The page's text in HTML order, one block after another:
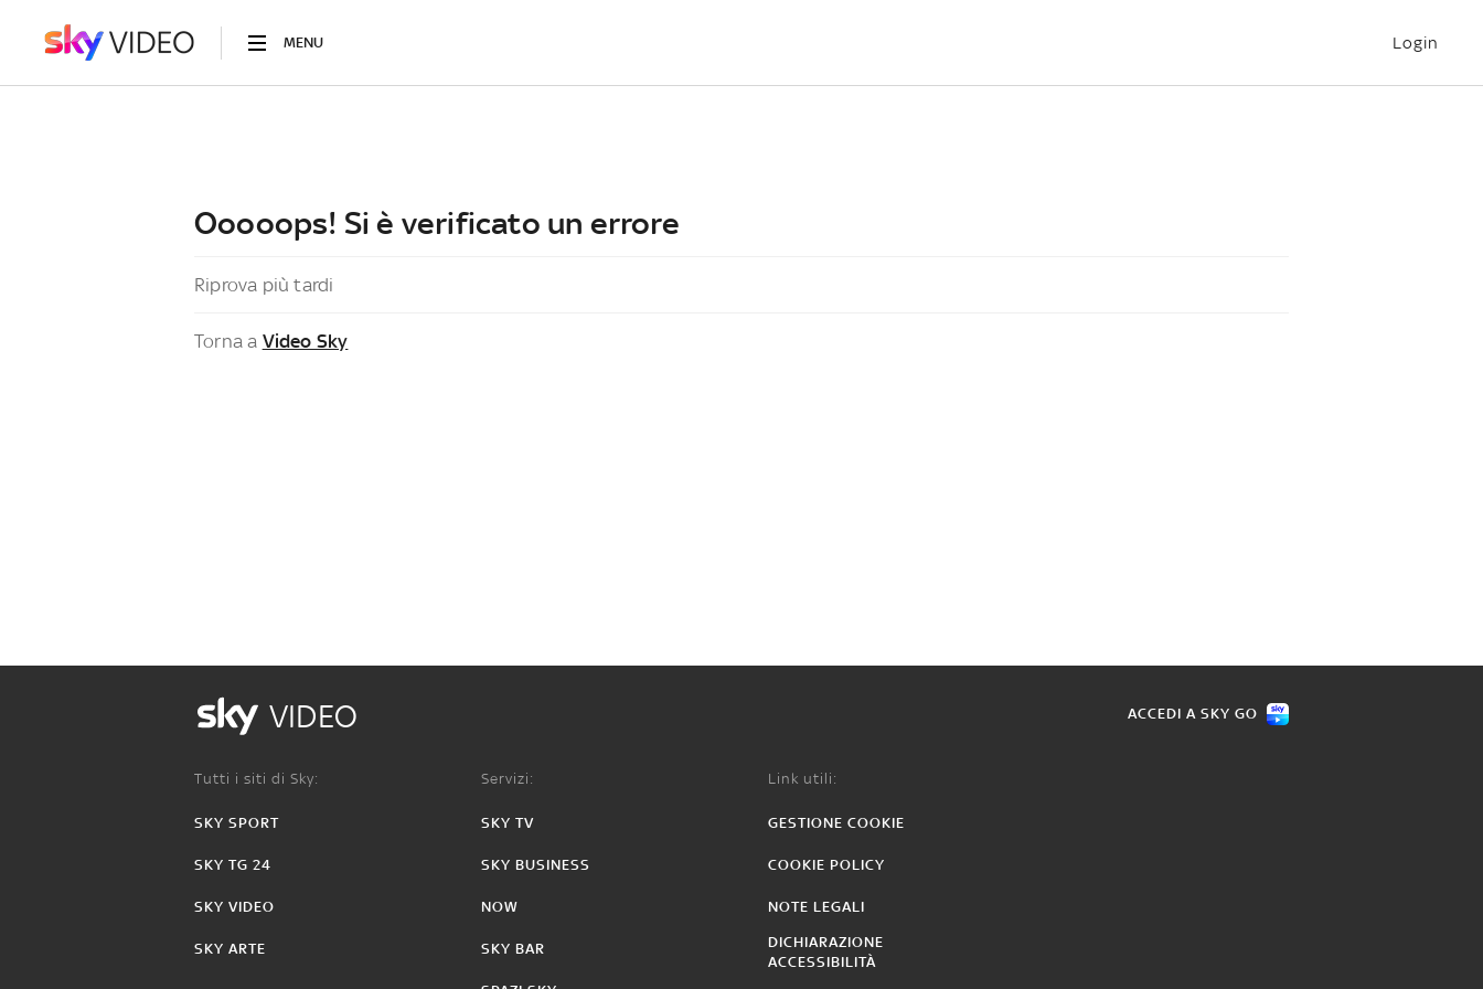
MENU Login
Ooooops! Si è verificato un errore
Riprova più tardi
Torna a Video Sky
VIDEO ACCEDI A SKY GO
Tutti i siti di Sky:
SKY SPORT
SKY TG 24
SKY VIDEO
SKY ARTE
Servizi:
SKY TV
SKY BUSINESS
NOW
SKY BAR
Link utili:
GESTIONE COOKIE
COOKIE POLICY
NOTE LEGALI
DICHIARAZIONE
ACCESSIBILITÀ